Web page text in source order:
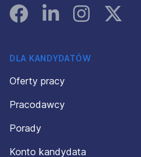
FacebookLinked InInstagramInstagram
DLA KANDYDATÓW
Oferty pracy
Pracodawcy
Porady
Konto kandydata